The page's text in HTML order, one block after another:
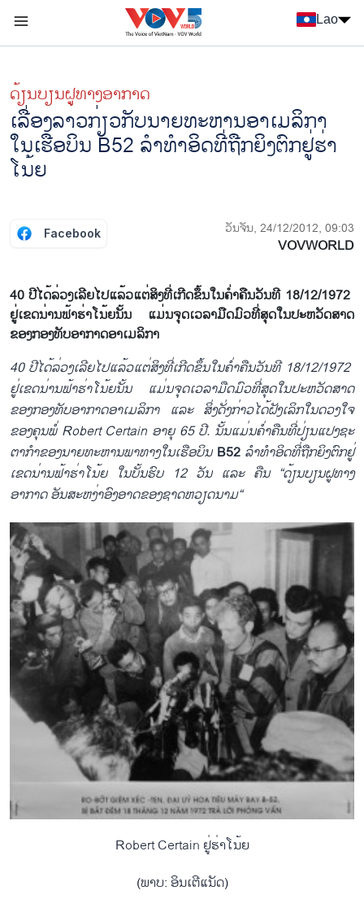
Lao
ດ້ຽນບຽນ​ຝູທາງ​ອາກາດ
ເລື່ອງລາວກ່ຽວກັບນາຍທະຫານອາເມລິກາ
ໃນເຮືອບິນ B52 ລຳທຳອິດທີ່ຖືກຍິງຕົກຢູ່ຮ່າ
ໂນ້ຍ
Facebook ວັນຈັນ, 24/12/2012, 09:03
VOVWORLD
40 ປີ​ໄດ້​ລ່ວງ​ເລີຍ​ໄປ​ແລ້ວ​ແຕ່​ສິງ​ທີ່​​ເກີດ​ຂຶ້ນ​ໃນ​ຄ່ຳ​ຄືນ​ວັນ​ທີ 18/12/1972 ​​
ຢູ່ເຂດ​ນ່ານຟ້າ​ຮ່າ​ໂນ້ຍ​ນັ້ນ ແມ່ນ​ຈຸດ​ເວລາ​ມືດມົວ​ທີ່​ສຸດ​ໃນ​ປະຫວັດສາດ​
ຂອງ​ກອງທັບ​ອາ​ກາດອາ​ເມ​ລິ​ກາ
40ປີ​ໄດ້​ລ່ວງ​ເລີຍ​ໄປ​ແລ້ວ​ແຕ່​ສິງ​ທີ່​​ເກີດ​ຂຶ້ນ​ໃນ​ຄ່ຳ​ຄືນ​ວັນ​ທີ 18/12/1972 ​​
ຢູ່ເຂດ​ນ່ານຟ້າ​ຮ່າ​ໂນ້ຍ​ນັ້ນ ແມ່ນ​ຈຸດ​ເວລາ​ມືດມົວ​ທີ່​ສຸດ​ໃນ​ປະຫວັດສາດ​
ຂອງ​ກອງທັບ​ອາ​ກາດອາ​ເມ​ລິ​ກາ ແລະ ສິ່ງ​ດັ່ງ​ກ່າວໄດ້​ຝັງ​ເລິກ​ໃນ​ດວງໃຈ​
ຂອງ​ຄຸນ​ພໍ່ Robert Certain ອາຍຸ 65 ປີ. ນັ້ນແມ່ນ​ຄ່ຳຄືນ​​ທີ່ປ່ຽນ​ແປງ​ຊະ​
ຕາ​ກຳ​ຂອງ​ນາຍ​ທະຫານ​ພາ​ທາງ​ໃນ​ເຮືອບິນ​ B52 ລຳ​ທຳ​ອິດທີ່​ຖືກ​ຍິງ​ຕົກ​ຢູ່
ເຂດ​ນ່ານຟ້າ​ຮ່າ​ໂນ້ຍ ​ໃນ​ບັ້ນຮົບ 12 ວັນ ​ແລະ ຄືນ “ດ້ຽນບຽນ​ຝູທາງ​
ອາກາດ ອັນ​ສະຫງ່າ​ອົງອາດ​ຂອງ​ຊາດ​ຫວຽດນາມ“
Robert Certain ຢູ່​ຮ່າ​ໂນ້ຍ
(ພາບ: ອິນ​ເຕີ​ແນັດ)